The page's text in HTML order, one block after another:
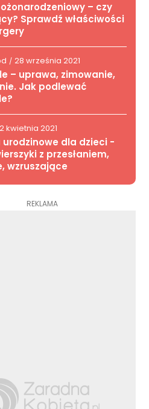
– czy
Sprawdź właściwości
/ 28 września 2021
– uprawa, zimowanie,
Jak podlewać
kwietnia 2021
urodzinowe dla dzieci -
z przesłaniem,
wzruszające
REKLAMA